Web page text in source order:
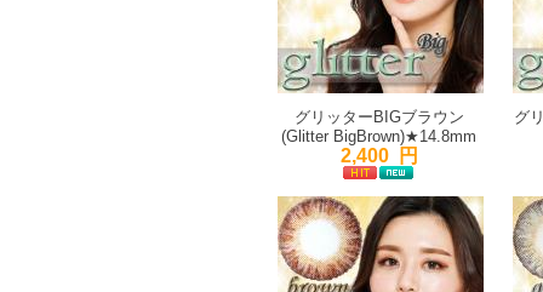
グリッターBIGブラウン
(Glitter BigBrown)★14.8mm
2,400 円
グ